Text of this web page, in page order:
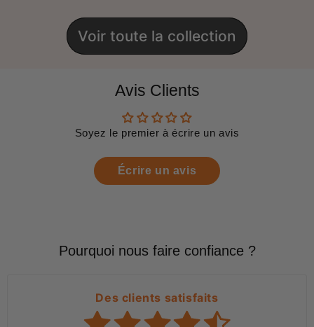
Voir toute la collection
Avis Clients
Soyez le premier à écrire un avis
Écrire un avis
Pourquoi nous faire confiance ?
Des clients satisfaits